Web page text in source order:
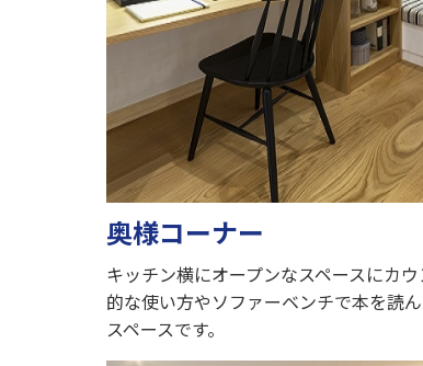
奥様コーナー
キッチン横にオープンなスペースにカ
的な使い方やソファーベンチで本を読
スペースです。